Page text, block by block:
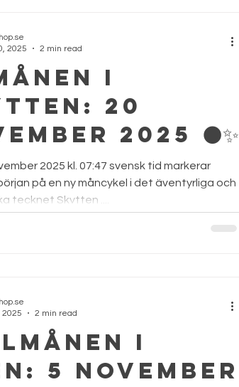
i
20
2025 🌑✨
2025 kl. 07:47 svensk tid markerar
på en ny måncykel i det äventyrliga och
tecknet Skytten ....
2025
2 min read
i
5 november
2025
2 min read